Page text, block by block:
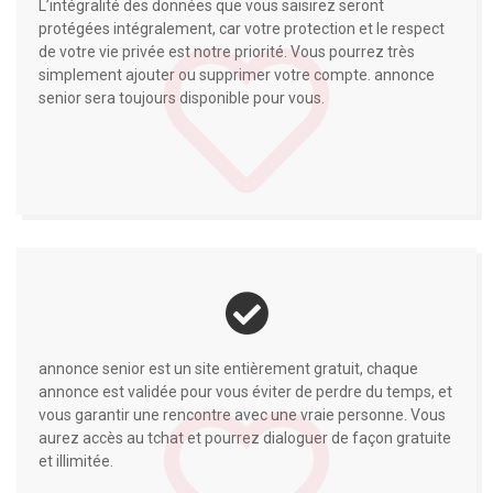
ans et plus ; des attentes
différentes
rapidité est notre point fort. 96% des personnes qui utilisent
notre site se disent prêts à tomber amoureux et à
s’engager dans une relation sérieuse. Trouver l’amour sur
Le côté matrimonial vous importe peu ? Alors venez
trouver un senior plan cul près de chez vous. Ils sont peu
sur notre site, mais les addictes au sexe sont bien présents
ici aussi !
Rejoignez des milliers
L’intégralité des données que vous saisirez seront
protégées intégralement, car votre protection et le respect
de votre vie privée est notre priorité. Vous pourrez très
simplement ajouter ou supprimer votre compte. annonce
senior sera toujours disponible pour vous.
annonce senior est un site entièrement gratuit, chaque
annonce est validée pour vous éviter de perdre du temps, et
vous garantir une rencontre avec une vraie personne. Vous
aurez accès au tchat et pourrez dialoguer de façon gratuite
et illimitée.